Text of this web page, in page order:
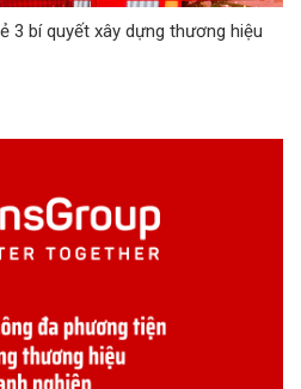
3 bí quyết xây dựng thương hiệu